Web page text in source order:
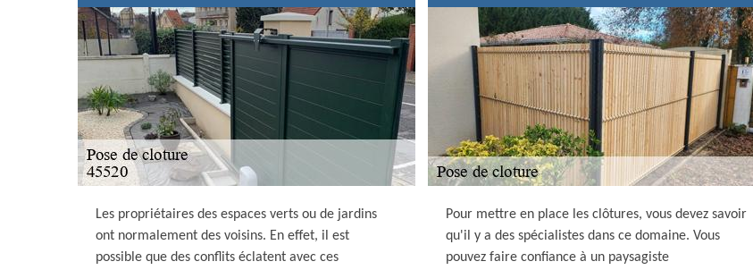
Les propriétaires des espaces verts ou de jardins
ont normalement des voisins. En effet, il est
possible que des conflits éclatent avec ces
Pour mettre en place les clôtures, vous devez savoir
qu'il y a des spécialistes dans ce domaine. Vous
pouvez faire confiance à un paysagiste